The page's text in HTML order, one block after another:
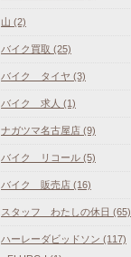
山 (2)
バイク買取 (25)
バイク タイヤ (3)
バイク 求人 (1)
ナガツマ名古屋店 (9)
バイク リコール (5)
バイク 販売店 (16)
スタッフ わたしの休日 (65)
ハーレーダビッドソン (117)